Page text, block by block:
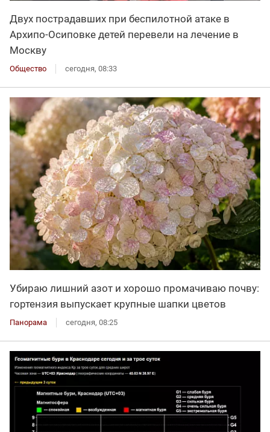
Двух пострадавших при беспилотной атаке в
Архипо-Осиповке детей перевели на лечение в
Москву
Общество сегодня, 08:33
Убираю лишний азот и хорошо промачиваю почву:
гортензия выпускает крупные шапки цветов
Панорама сегодня, 08:25